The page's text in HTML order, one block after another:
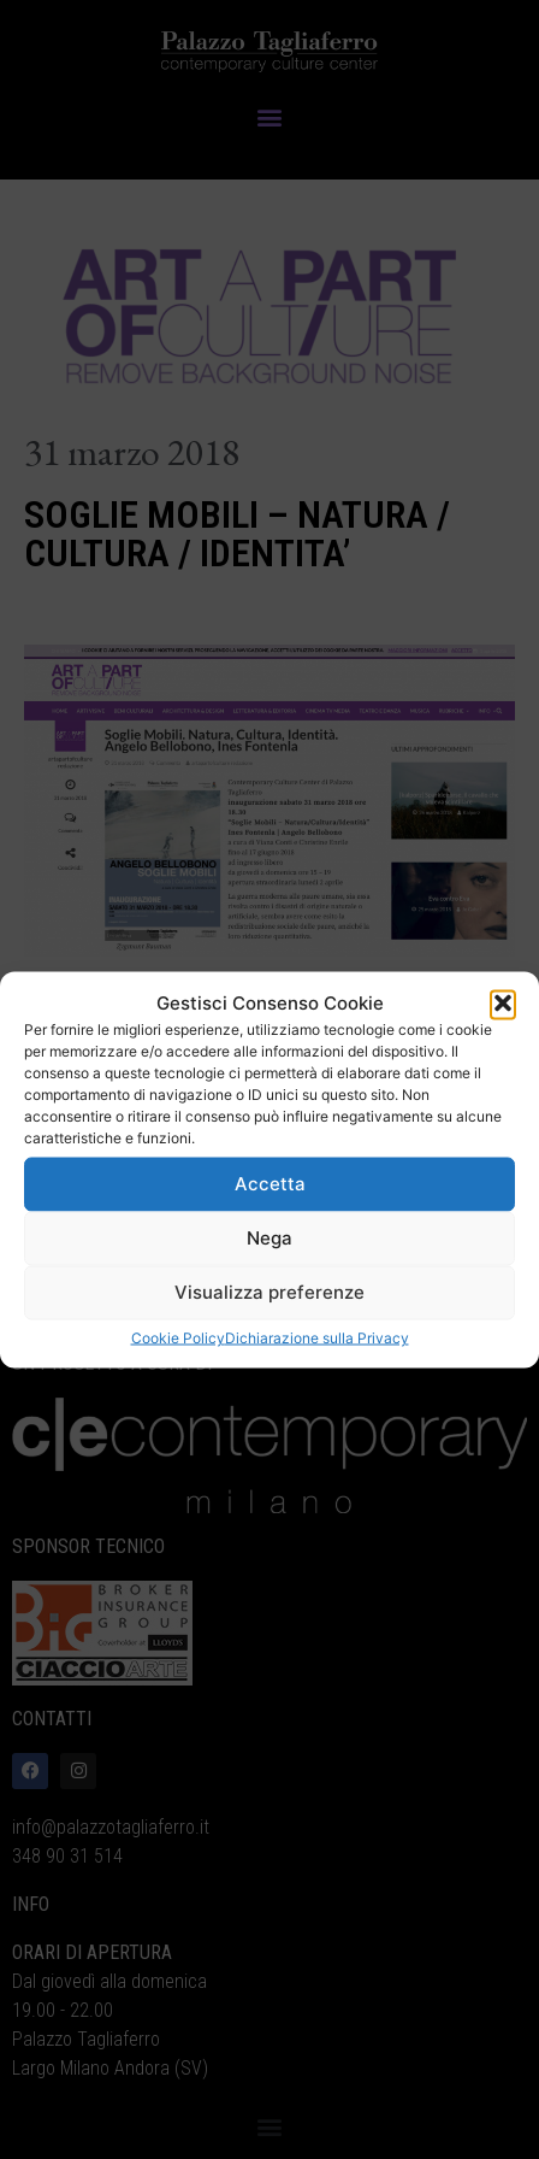
Gestisci Consenso Cookie
Per fornire le migliori esperienze, utilizziamo tecnologie come i cookie
per memorizzare e/o accedere alle informazioni del dispositivo. Il
consenso a queste tecnologie ci permetterà di elaborare dati come il
comportamento di navigazione o ID unici su questo sito. Non
acconsentire o ritirare il consenso può influire negativamente su alcune
caratteristiche e funzioni.
Accetta
Nega
Visualizza preferenze
Cookie PolicyDichiarazione sulla Privacy
31 marzo 2018
SOGLIE MOBILI – NATURA /
CULTURA / IDENTITA’
La guerra moderna alle paure umane, sia essa rivolta contro i
disastri di origine naturale o artificiale, sembra avere come esito la
redistribuzione sociale delle paure, anziché la loro riduzione
quantitativa…
Leggi l'articolo
UN PROGETTO A CURA DI
SPONSOR TECNICO
CONTATTI
info@palazzotagliaferro.it
348 90 31 514
INFO
ORARI DI APERTURA
Dal giovedì alla domenica
19.00 - 22.00
Palazzo Tagliaferro
Largo Milano Andora (SV)